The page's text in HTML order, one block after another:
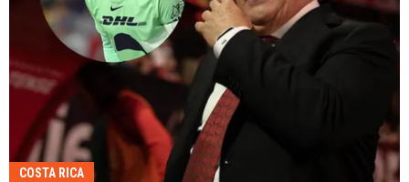
COSTA RICA